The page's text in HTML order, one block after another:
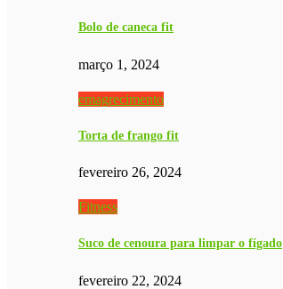
Bolo de caneca fit
março 1, 2024
emagrecimento
Torta de frango fit
fevereiro 26, 2024
Fitness
Suco de cenoura para limpar o fígado
fevereiro 22, 2024